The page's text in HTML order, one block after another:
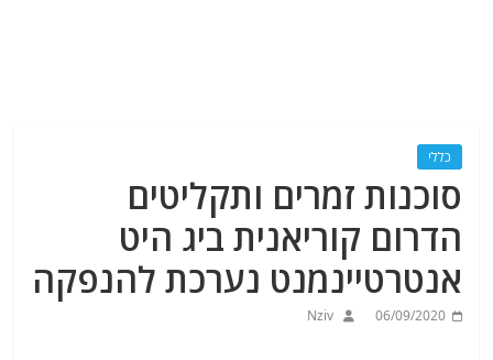
כללי
סוכנות זמרים ותקליטים
הדרום קוריאנית ביג היט
אנטרטיינמנט נערכת להנפקה
06/09/2020
Nziv